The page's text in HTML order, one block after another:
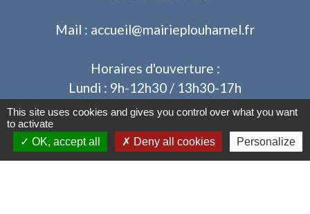
Mail : accueil@mairieplouharnel.fr
Horaires d'ouverture :
Lundi : 9h-12h30 / 13h30-17h
Mardi : 9h-12h30 / après-midi fermé au public
Jeudi : 9h-12h30 / après-midi fermé au public
Vendredi : 9h-12h30 / 13h30-17h
This site uses cookies and gives you control over what you want
to activate
OK, accept all
Deny all cookies Personalize